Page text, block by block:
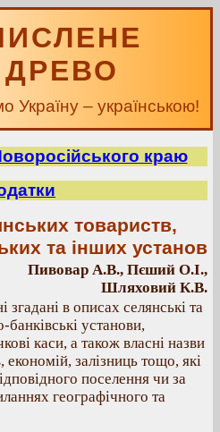
ДРЕВО
Україну – українською!
краю
товариств,
та інших установ
Пивовар А.В., Пєший О.І.,
Шляховий К.В.
в описах селянські та
банківські установи,
каси, а також власні назви
економій, залізниць тощо, які
поселення чи за
географічного та